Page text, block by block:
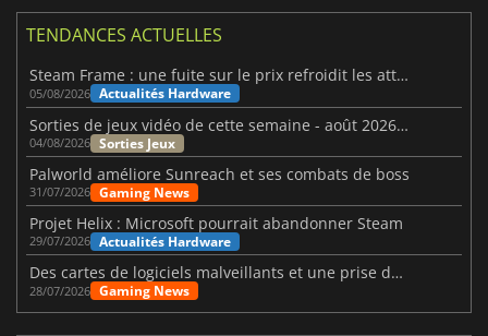
TENDANCES ACTUELLES
Steam Frame : une fuite sur le prix refroidit les attentes VR
05/08/2026 Actualités Hardware
Sorties de jeux vidéo de cette semaine - août 2026 (semaine 32)
04/08/2026 Sorties Jeux
Palworld améliore Sunreach et ses combats de boss
31/07/2026 Gaming News
Projet Helix : Microsoft pourrait abandonner Steam
29/07/2026 Actualités Hardware
Des cartes de logiciels malveillants et une prise de contrôle de Discord ont touché Meccha Chameleon
28/07/2026 Gaming News